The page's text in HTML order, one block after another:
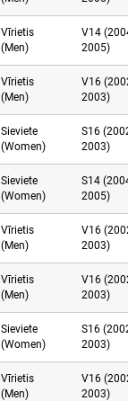
Vīrietis
(Men)
V14
2005)
Vīrietis
(Men)
V16
2003)
Sieviete
(Women)
S16
2003)
Sieviete
(Women)
S14
2005)
Vīrietis
(Men)
V16
2003)
Vīrietis
(Men)
V16
2003)
Sieviete
(Women)
S16
2003)
Vīrietis
(Men)
V16
2003)